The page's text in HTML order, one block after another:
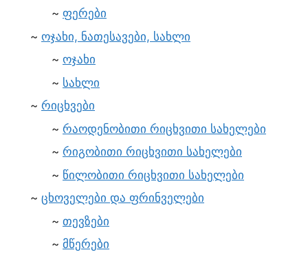
ფერები
ოჯახი, ნათესავები, სახლი
ოჯახი
სახლი
რიცხვები
რაოდენობითი რიცხვითი სახელები
რიგობითი რიცხვითი სახელები
წილობითი რიცხვითი სახელები
ცხოველები და ფრინველები
თევზები
მწერები